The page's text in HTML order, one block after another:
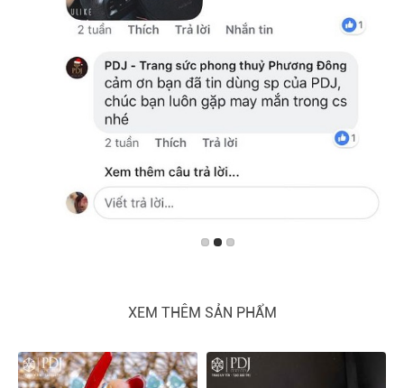
XEM THÊM SẢN PHẨM